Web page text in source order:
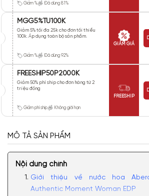
Giảm % Đã dùng 81%
MGG5%TU100K
Giảm 5% tối đa 25k cho đơn tối thiểu
100k. Áp dụng toàn bộ sản phẩm.
Giảm % Đã dùng 92%
GIẢM GIÁ
FREESHIP50P2000K
Giảm 50% phí ship cho đơn hàng từ 2
triệu đồng
Giảm phí ship Không giới hạn
FREESHIP
MÔ TẢ SẢN PHẨM
Nội dung chính
Giới thiệu về nước hoa
Authentic Moment Woman EDP